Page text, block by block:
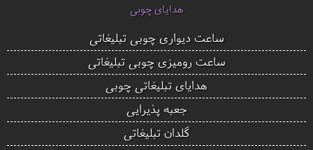
هدایای چوبی
ساعت دیواری چوبی تبلیغاتی
ساعت رومیزی چوبی تبلیغاتی
هدایای تبلیغاتی چوبی
جعبه پذیرایی
گلدان تبلیغاتی